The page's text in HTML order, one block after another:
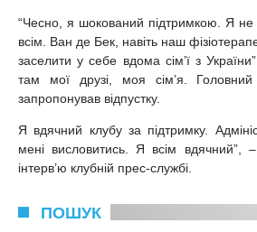
“Чесно, я шокований підтримкою. Я не
всім. Ван де Бек, навіть наш
заселити у себе вдома сім’ї з
там мої друзі, моя сім’я.
запропонував відпустку.
Я вдячний клубу за підтримку.
мені висловитись. Я всім вдячний”,
інтерв’ю клубній прес-службі.
ПОШУК